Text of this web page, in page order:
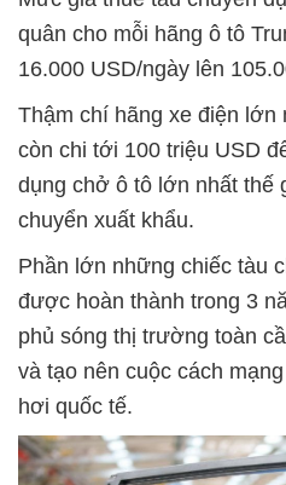
quân cho mỗi hãng ô tô
16.000 USD/ngày lên
Thậm chí hãng xe điện lớn
còn chi tới 100 triệu USD
dụng chở ô tô lớn nhất thế
chuyển xuất khẩu.
Phần lớn những chiếc tàu
được hoàn thành trong 3
phủ sóng thị trường toàn
và tạo nên cuộc cách
hơi quốc tế.